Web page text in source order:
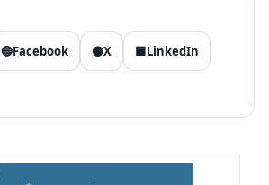
🔵Facebook ⚫X 🟦LinkedIn